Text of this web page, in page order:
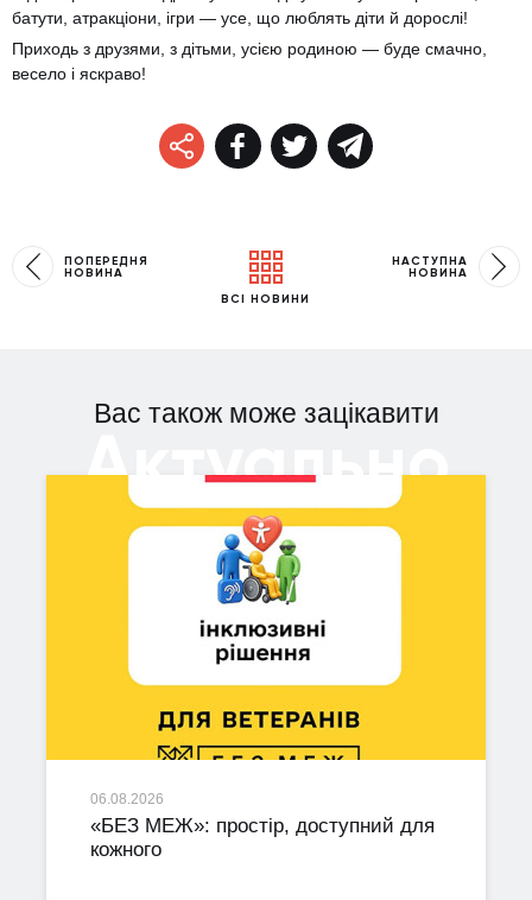
батути, атракціони, ігри — усе, що люблять діти й дорослі!
Приходь з друзями, з дітьми, усією родиною — буде смачно,
весело і яскраво!
ПОПЕРЕДНЯ
НОВИНА
ВСІ НОВИНИ
НАСТУПНА
НОВИНА
Вас також може зацікавити
Актуально
06.08.2026
«БЕЗ МЕЖ»: простір, доступний для
кожного